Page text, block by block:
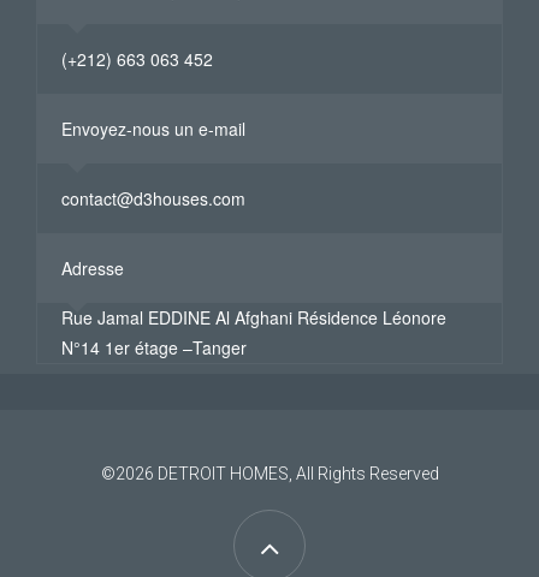
(+212) 663 063 452
Envoyez-nous un e-mail
contact@d3houses.com
Adresse
Rue Jamal EDDINE Al Afghani Résidence Léonore
N°14 1er étage –Tanger
©2026 DETROIT HOMES , All Rights Reserved